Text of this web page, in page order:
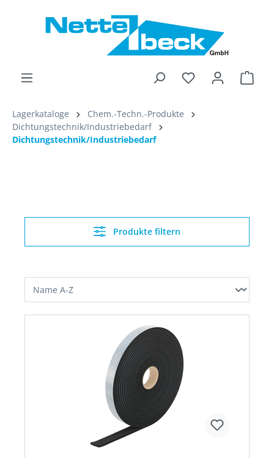
Lagerkataloge
Chem.-Techn.-Produkte
Dichtungstechnik/Industriebedarf
Dichtungstechnik/Industriebedarf
Produkte filtern